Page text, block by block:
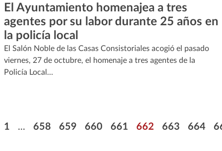
El Ayuntamiento homenajea a tres
agentes por su labor durante 25 años en
la policía local
El Salón Noble de las Casas Consistoriales acogió el pasado
viernes, 27 de octubre, el homenaje a tres agentes de la
Policía Local…
Pagination
First page
1 ... Page
658 Page
659 Page
660 Page
661 Page
662 Page
663 Page
664